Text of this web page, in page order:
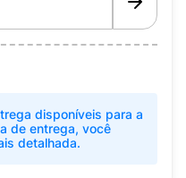
disponíveis para a
de entrega, você
detalhada.